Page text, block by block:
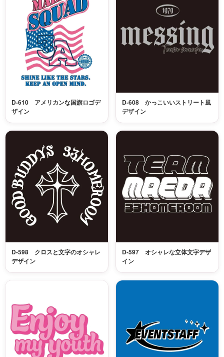
D-610 アメリカンな国旗ロゴデ
ザイン
D-608 かっこいいストリート風
デザイン
D-598 クロスと文字のオシャレ
デザイン
D-597 オシャレな立体文字デザ
イン